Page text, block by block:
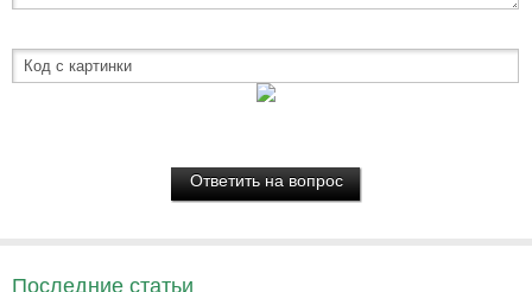
Последние статьи